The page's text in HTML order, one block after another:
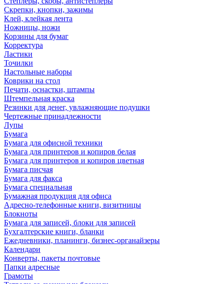
Скрепки, кнопки, зажимы
Клей, клейкая лента
Ножницы, ножи
Корзины для бумаг
Корректура
Ластики
Точилки
Настольные наборы
Коврики на стол
Печати, оснастки, штампы
Штемпельная краска
Резинки для денег, увлажняющие подушки
Чертежные принадлежности
Лупы
Бумага
Бумага для офисной техники
Бумага для принтеров и копиров белая
Бумага для принтеров и копиров цветная
Бумага писчая
Бумага для факса
Бумага специальная
Бумажная продукция для офиса
Адресно-телефонные книги, визитницы
Блокноты
Бумага для записей, блоки для записей
Бухгалтерские книги, бланки
Ежедневники, планинги, бизнес-органайзеры
Календари
Конверты, пакеты почтовые
Папки адресные
Грамоты